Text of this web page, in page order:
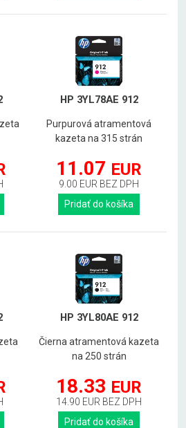
HP 3YL78AE 912
Purpurová atramentová
kazeta na 315 strán
11.07 EUR
9.00 EUR BEZ DPH
Pridať do košíka
HP 3YL80AE 912
Čierna atramentová kazeta
na 250 strán
18.33 EUR
14.90 EUR BEZ DPH
Pridať do košíka